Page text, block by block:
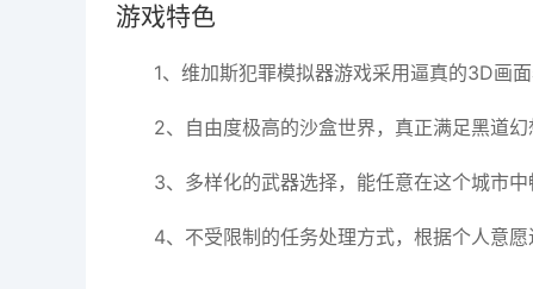
游戏特色
1、维加斯犯罪模拟器游戏采用逼真的3D画
2、自由度极高的沙盒世界，真正满足黑道幻
3、多样化的武器选择，能任意在这个城市中
4、不受限制的任务处理方式，根据个人意愿